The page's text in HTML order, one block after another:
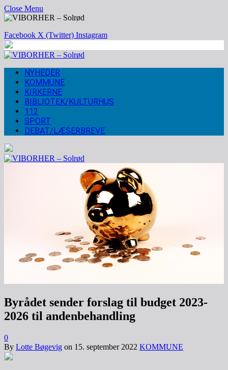
Close Menu
Facebook X (Twitter) Instagram
NYHEDER
KOMMUNE
KIRKERNE
BIBLIOTEK/KULTURHUS
112
SPORT
DEBAT/LÆSERBREVE
Byrådet sender forslag til budget 2023-
2026 til andenbehandling
0
By Lotte Bøgevig on 15. september 2022 KOMMUNE